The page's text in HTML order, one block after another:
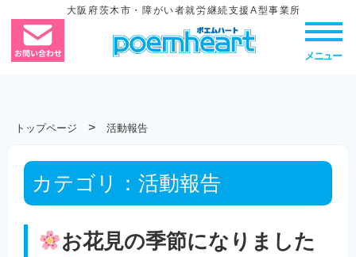
大阪府茨木市・障がい者就労継続支援A型事業所
メニュー
トップページ > 活動報告
カテゴリ： 活動報告
お花見の季節になりました